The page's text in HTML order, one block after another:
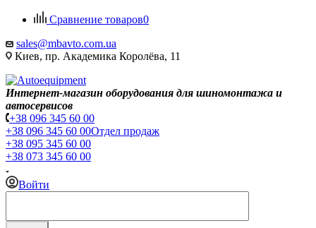
Сравнение товаров0
sales@mbavto.com.ua
Киев, пр. Академика Королёва, 11
Интернет-магазин оборудования для шиномонтажа и
автосервисов
+38 096 345 60 00
+38 096 345 60 00Отдел продаж
+38 095 345 60 00
+38 073 345 60 00
Войти